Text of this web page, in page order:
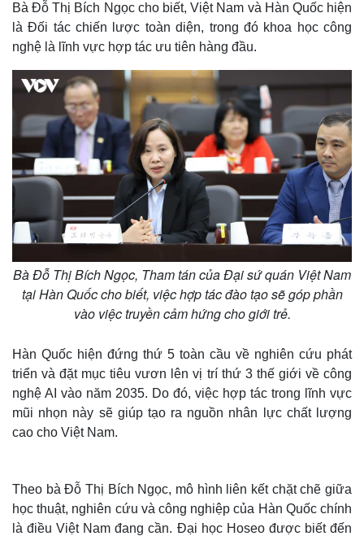
%
n
g
T
i
m
Bà Đỗ Thị Bích Ngọc cho biết, Việt Nam và Hàn Quốc hiện
là Đối tác chiến lược toàn diện, trong đó khoa học công
nghệ là lĩnh vực hợp tác ưu tiên hàng đầu.
Bà Đỗ Thị Bích Ngọc, Tham tán của Đại sứ quán Việt Nam
tại Hàn Quốc cho biết, việc hợp tác đào tạo sẽ góp phần
vào việc truyền cảm hứng cho giới trẻ.
Hàn Quốc hiện đứng thứ 5 toàn cầu về nghiên cứu phát
triển và đặt mục tiêu vươn lên vị trí thứ 3 thế giới về công
nghệ AI vào năm 2035. Do đó, việc hợp tác trong lĩnh vực
mũi nhọn này sẽ giúp tạo ra nguồn nhân lực chất lượng
cao cho Việt Nam.
Theo bà Đỗ Thị Bích Ngọc, mô hình liên kết chặt chẽ giữa
học thuật, nghiên cứu và công nghiệp của Hàn Quốc chính
là điều Việt Nam đang cần. Đại học Hoseo được biết đến